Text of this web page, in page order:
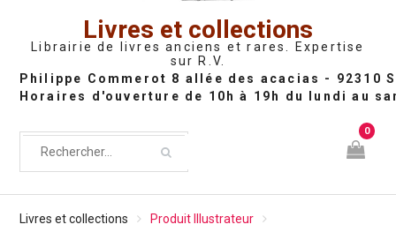
Livres et collections
Librairie de livres anciens et rares. Expertise
sur R.V.
0
Livres et collections
Produit Illustrateur